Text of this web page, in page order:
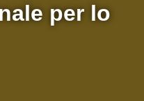
per lo